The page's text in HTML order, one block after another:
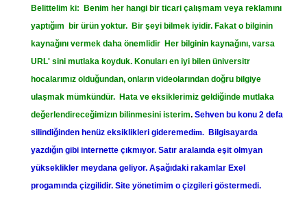
Belittelim ki: Benim her hangi bir ticari çalışmam veya reklamını
yaptığım bir ürün yoktur. Bir şeyi bilmek iyidir. Fakat o bilginin
kaynağını vermek daha önemlidir Her bilginin kaynağını, varsa
URL' sini mutlaka koyduk. Konuları en iyi bilen üniversitr
hocalarımız olduğundan, onların videolarından doğru bilgiye
ulaşmak mümkündür. Hata ve eksiklerimiz geldiğinde mutlaka
değerlendireceğimizın bilinmesini isterim. Sehven bu konu 2 defa
silindiğinden henüz eksiklikleri gideremedim. Bilgisayarda
yazdığın gibi internette çıkmıyor. Satır aralaında eşit olmyan
yükseklikler meydana geliyor. Aşağıdaki rakamlar Exel
progamında çizgilidir. Site yönetimim o çizgileri göstermedi.